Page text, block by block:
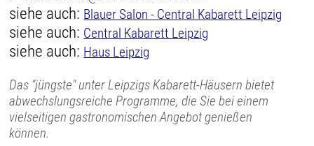
siehe auch: Blauer Salon - Central Kabarett Leipzig
siehe auch: Central Kabarett Leipzig
siehe auch: Haus Leipzig
Das "jüngste" unter Leipzigs Kabarett-Häusern bietet
abwechslungsreiche Programme, die Sie bei einem
vielseitigen gastronomischen Angebot genießen
können.